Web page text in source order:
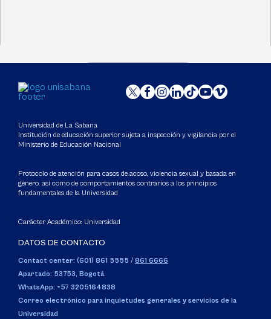
Universidad de La Sabana
Institución de educación superior sujeta a inspección y vigilancia por el
Ministerio de Educación Nacional
Protocolo de atención para casos de acoso, violencia sexual y basada en
género, así como de comportamientos contrarios a los principios
fundamentales de la Universidad
Carácter Académico: Universidad
DATOS DE CONTACTO
Contact center: (601) 861 5555 / 861 6666
Apartado: 53753, Bogotá.
WhatsApp: +57 3205164838
Correo electrónico para inquietudes generales y servicios de la
Universidad